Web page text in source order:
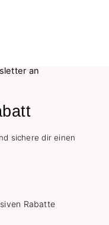
sichere dir einen
Rabatte